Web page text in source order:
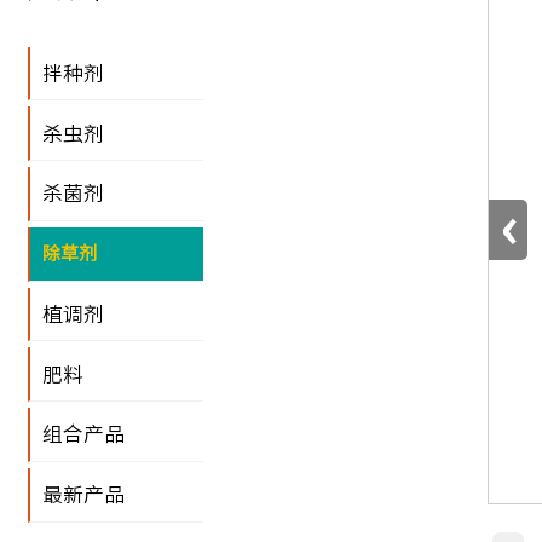
拌种剂
杀虫剂
杀菌剂
除草剂
植调剂
肥料
组合产品
最新产品
‹